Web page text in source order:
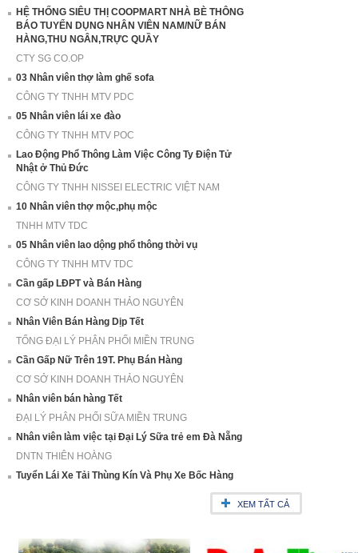
HỆ THỐNG SIÊU THỊ COOPMART NHÀ BÈ THÔNG
BÁO TUYỂN DỤNG NHÂN VIÊN NAM/NỮ BÁN
HÀNG,THU NGÂN,TRỰC QUẦY
CTY SG CO.OP
03 Nhân viên thợ làm ghế sofa
CÔNG TY TNHH MTV PDC
05 Nhân viên lái xe đào
CÔNG TY TNHH MTV POC
Lao Động Phổ Thông Làm Việc Công Ty Điện Tử
Nhật ở Thủ Đức
CÔNG TY TNHH NISSEI ELECTRIC VIỆT NAM
10 Nhân viên thợ mộc,phụ mộc
TNHH MTV TDC
05 Nhân viên lao dộng phổ thông thời vụ
CÔNG TY TNHH MTV TDC
Cần gấp LĐPT và Bán Hàng
CƠ SỞ KINH DOANH THẢO NGUYÊN
Nhân Viên Bán Hàng Dịp Tết
TỔNG ĐẠI LÝ PHÂN PHỐI MIỀN TRUNG
Cần Gấp Nữ Trên 19T. Phụ Bán Hàng
CƠ SỞ KINH DOANH THẢO NGUYÊN
Nhân viên bán hàng Tết
ĐẠI LÝ PHÂN PHỐI SỮA MIỀN TRUNG
Nhân viên làm việc tại Đại Lý Sữa trẻ em Đà Nẵng
DNTN THIÊN HOÀNG
Tuyển Lái Xe Tải Thùng Kín Và Phụ Xe Bốc Hàng
XEM TẤT CẢ